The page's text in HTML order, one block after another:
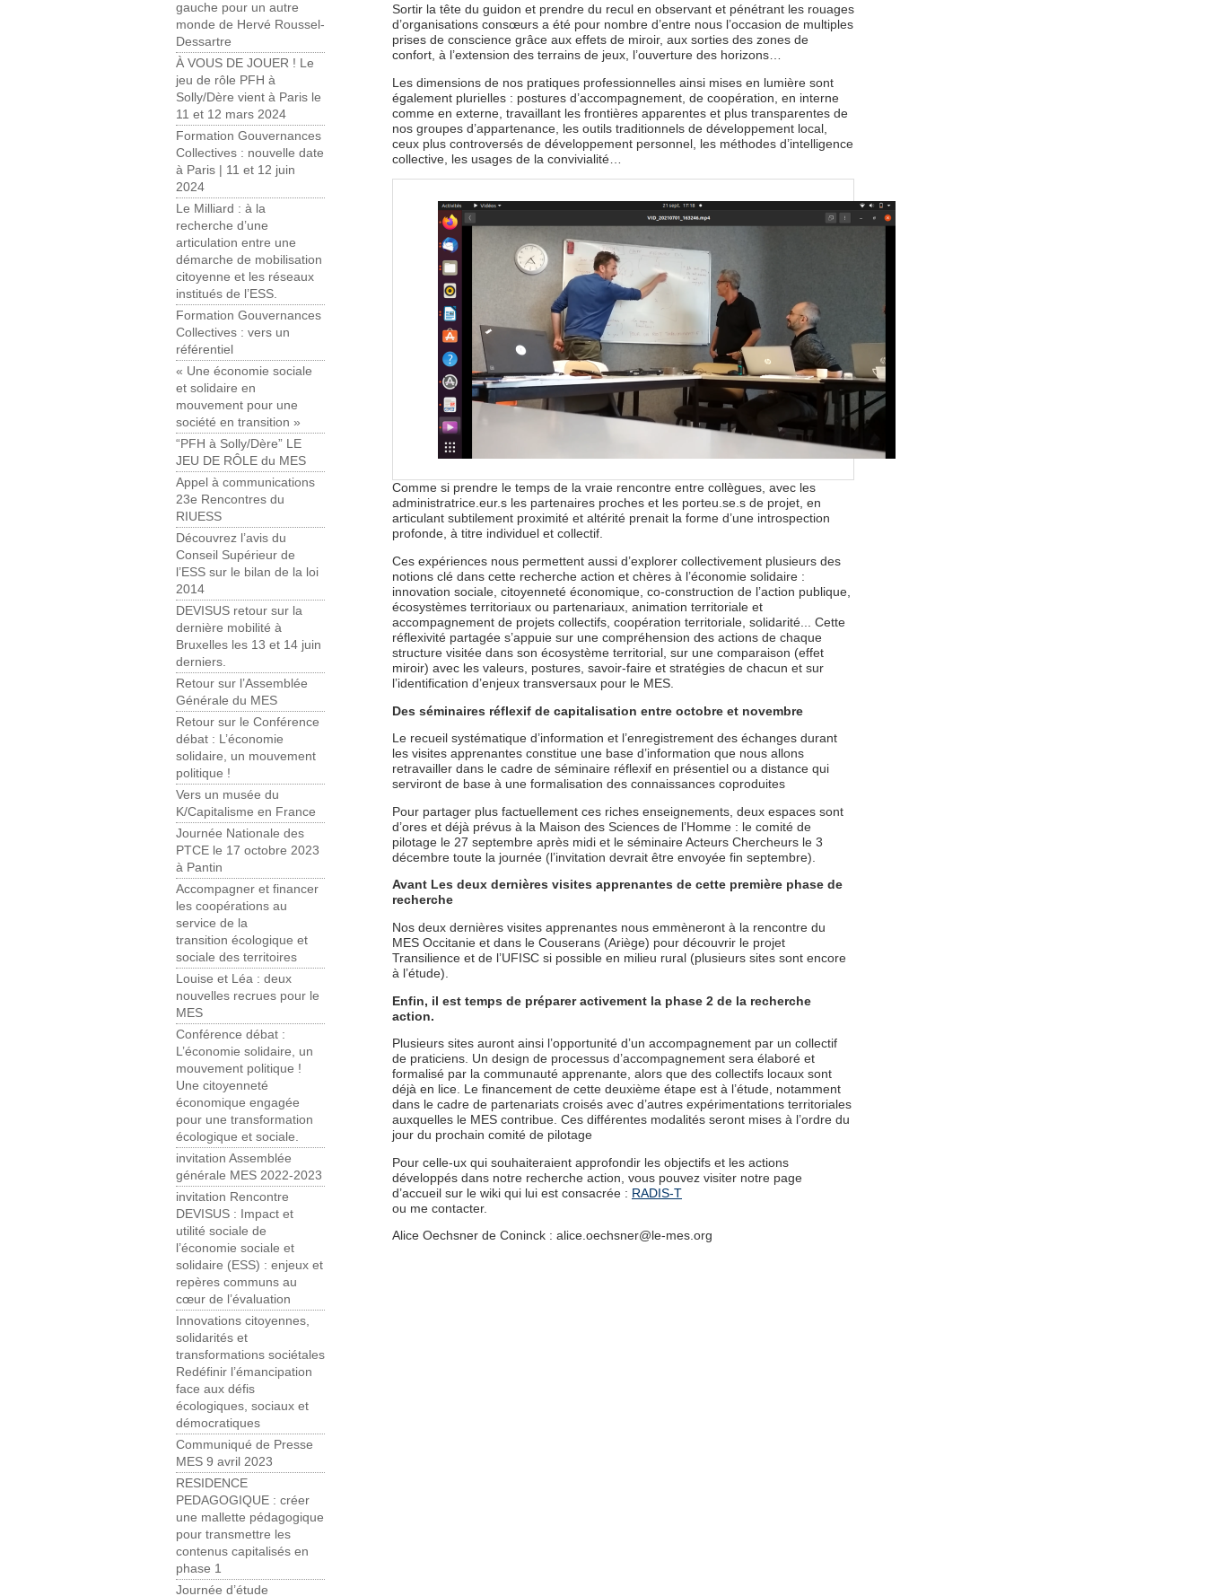
gauche pour un autre
monde de Hervé Roussel-
Dessartre
À VOUS DE JOUER ! Le
jeu de rôle PFH à
Solly/Dère vient à Paris le
11 et 12 mars 2024
Formation Gouvernances
Collectives : nouvelle date
à Paris | 11 et 12 juin
2024
Le Milliard : à la
recherche d’une
articulation entre une
démarche de mobilisation
citoyenne et les réseaux
institués de l’ESS.
Formation Gouvernances
Collectives : vers un
référentiel
« Une économie sociale
et solidaire en
mouvement pour une
société en transition »
“PFH à Solly/Dère” LE
JEU DE RÔLE du MES
Appel à communications
23e Rencontres du
RIUESS
Découvrez l’avis du
Conseil Supérieur de
l’ESS sur le bilan de la loi
2014
DEVISUS retour sur la
dernière mobilité à
Bruxelles les 13 et 14 juin
derniers.
Retour sur l’Assemblée
Générale du MES
Retour sur le Conférence
débat : L’économie
solidaire, un mouvement
politique !
Vers un musée du
K/Capitalisme en France
Journée Nationale des
PTCE le 17 octobre 2023
à Pantin
Accompagner et financer
les coopérations au
service de la
transition écologique et
sociale des territoires
Louise et Léa : deux
nouvelles recrues pour le
MES
Conférence débat :
L’économie solidaire, un
mouvement politique !
Une citoyenneté
économique engagée
pour une transformation
écologique et sociale.
invitation Assemblée
générale MES 2022-2023
invitation Rencontre
DEVISUS : Impact et
utilité sociale de
l’économie sociale et
solidaire (ESS) : enjeux et
repères communs au
cœur de l’évaluation
Innovations citoyennes,
solidarités et
transformations sociétales
Redéfinir l’émancipation
face aux défis
écologiques, sociaux et
démocratiques
Communiqué de Presse
MES 9 avril 2023
RESIDENCE
PEDAGOGIQUE : créer
une mallette pédagogique
pour transmettre les
contenus capitalisés en
phase 1
Journée d’étude
Sortir la tête du guidon et prendre du recul en observant et pénétrant les rouages
d’organisations consœurs a été pour nombre d’entre nous l’occasion de multiples
prises de conscience grâce aux effets de miroir, aux sorties des zones de
confort, à l’extension des terrains de jeux, l’ouverture des horizons…
Les dimensions de nos pratiques professionnelles ainsi mises en lumière sont
également plurielles : postures d’accompagnement, de coopération, en interne
comme en externe, travaillant les frontières apparentes et plus transparentes de
nos groupes d’appartenance, les outils traditionnels de développement local,
ceux plus controversés de développement personnel, les méthodes d’intelligence
collective, les usages de la convivialité…
Comme si prendre le temps de la vraie rencontre entre collègues, avec les
administratrice.eur.s les partenaires proches et les porteu.se.s de projet, en
articulant subtilement proximité et altérité prenait la forme d’une introspection
profonde, à titre individuel et collectif.
Ces expériences nous permettent aussi d’explorer collectivement plusieurs des
notions clé dans cette recherche action et chères à l’économie solidaire :
innovation sociale, citoyenneté économique, co-construction de l’action publique,
écosystèmes territoriaux ou partenariaux, animation territoriale et
accompagnement de projets collectifs, coopération territoriale, solidarité... Cette
réflexivité partagée s’appuie sur une compréhension des actions de chaque
structure visitée dans son écosystème territorial, sur une comparaison (effet
miroir) avec les valeurs, postures, savoir-faire et stratégies de chacun et sur
l’identification d’enjeux transversaux pour le MES.
Des séminaires réflexif de capitalisation entre octobre et novembre
Le recueil systématique d’information et l’enregistrement des échanges durant
les visites apprenantes constitue une base d’information que nous allons
retravailler dans le cadre de séminaire réflexif en présentiel ou a distance qui
serviront de base à une formalisation des connaissances coproduites
Pour partager plus factuellement ces riches enseignements, deux espaces sont
d’ores et déjà prévus à la Maison des Sciences de l’Homme : le comité de
pilotage le 27 septembre après midi et le séminaire Acteurs Chercheurs le 3
décembre toute la journée (l’invitation devrait être envoyée fin septembre).
Avant Les deux dernières visites apprenantes de cette première phase de
recherche
Nos deux dernières visites apprenantes nous emmèneront à la rencontre du
MES Occitanie et dans le Couserans (Ariège) pour découvrir le projet
Transilience et de l’UFISC si possible en milieu rural (plusieurs sites sont encore
à l’étude).
Enfin, il est temps de préparer activement la phase 2 de la recherche
action.
Plusieurs sites auront ainsi l’opportunité d’un accompagnement par un collectif
de praticiens. Un design de processus d’accompagnement sera élaboré et
formalisé par la communauté apprenante, alors que des collectifs locaux sont
déjà en lice. Le financement de cette deuxième étape est à l’étude, notamment
dans le cadre de partenariats croisés avec d’autres expérimentations territoriales
auxquelles le MES contribue. Ces différentes modalités seront mises à l’ordre du
jour du prochain comité de pilotage
Pour celle-ux qui souhaiteraient approfondir les objectifs et les actions
développés dans notre recherche action, vous pouvez visiter notre page
d’accueil sur le wiki qui lui est consacrée : RADIS-T
ou me contacter.
Alice Oechsner de Coninck : alice.oechsner@le-mes.org